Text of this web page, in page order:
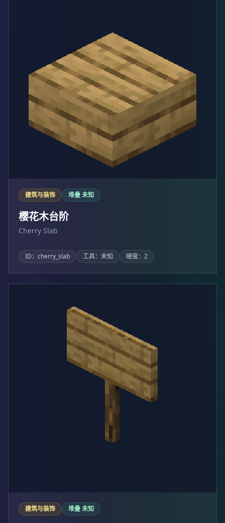
建筑与装饰 堆叠 未知
樱花木台阶
Cherry Slab
ID：cherry_slab 工具：未知 硬度：2
建筑与装饰 堆叠 未知